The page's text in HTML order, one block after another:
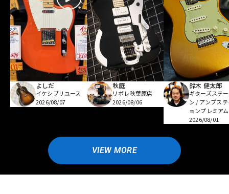
よしだ
イケシブリユース
2026/08/07
秋庭
リボレ秋葉原店
2026/08/06
鈴木 健太郎
ギターズステ
ン / アンプス
ョンプレミアム
2026/08/01
VIEW MORE